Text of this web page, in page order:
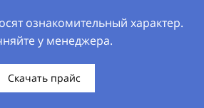
ознакомительный характер.
у менеджера.
Скачать прайс